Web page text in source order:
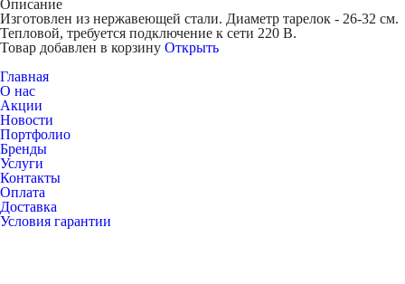
Описание
Изготовлен из нержавеющей стали. Диаметр тарелок - 26-32 см.
Тепловой, требуется подключение к сети 220 В.
Товар добавлен в корзину Открыть
Главная
О нас
Акции
Новости
Портфолио
Бренды
Услуги
Контакты
Оплата
Доставка
Условия гарантии